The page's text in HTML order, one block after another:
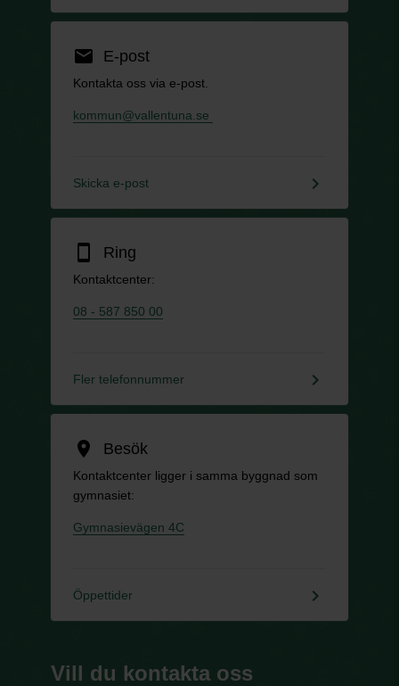
email E-post
Kontakta oss via e-post.
kommun@vallentuna.se
Skicka e-post keyboard_arrow_right
smartphone Ring
Kontaktcenter:
08 - 587 850 00
Fler telefonnummer keyboard_arrow_right
location_on Besök
Kontaktcenter ligger i samma byggnad som
gymnasiet:
Gymnasievägen 4C
Öppettider keyboard_arrow_right
Vill du kontakta oss